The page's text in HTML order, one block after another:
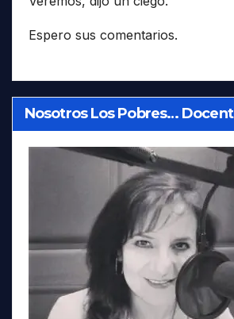
Espero sus comentarios.
Nosotros Los Pobres…